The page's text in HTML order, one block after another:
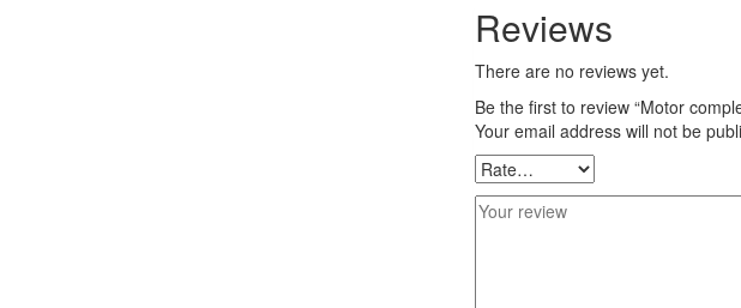
Reviews
There are no reviews yet.
Be the first to review “Motor
Your email address will not be